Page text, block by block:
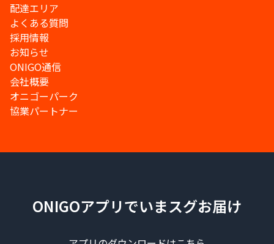
配達エリア
よくある質問
採用情報
お知らせ
ONIGO通信
会社概要
オニゴーパーク
協業パートナー
ONIGOアプリでいまスグお届け